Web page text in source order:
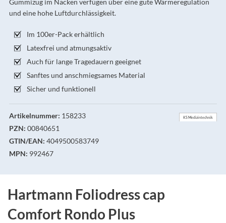
Gummizug im Nacken verfügen über eine gute Wärmeregulation
und eine hohe Luftdurchlässigkeit.
Im 100er-Pack erhältlich
Latexfrei und atmungsaktiv
Auch für lange Tragedauern geeignet
Sanftes und anschmiegsames Material
Sicher und funktionell
Artikelnummer: 158233
PZN: 00840651
GTIN/EAN: 4049500583749
MPN: 992467
KS Medizintechnik
Hartmann Foliodress cap
Comfort Rondo Plus